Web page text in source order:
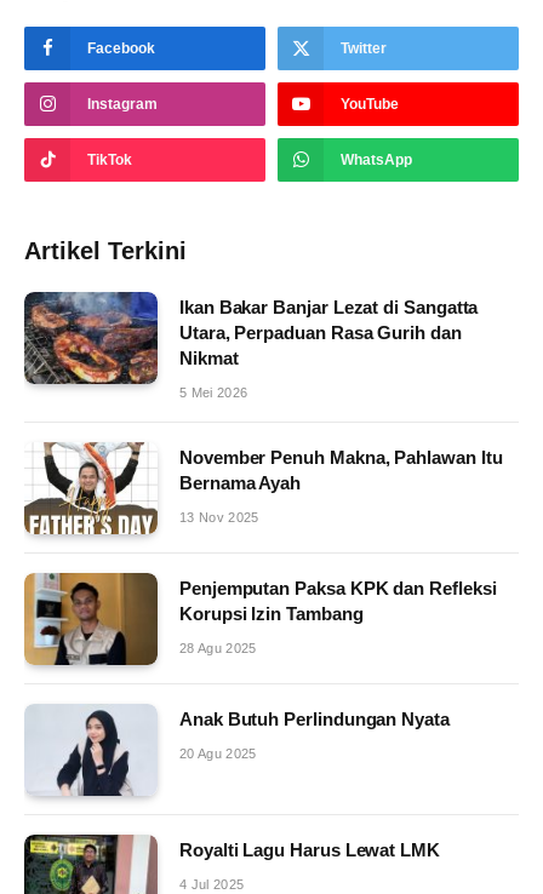
Facebook Twitter
Instagram YouTube
TikTok WhatsApp
Artikel Terkini
Ikan Bakar Banjar Lezat di Sangatta
Utara, Perpaduan Rasa Gurih dan
Nikmat
5 Mei 2026
November Penuh Makna, Pahlawan Itu
Bernama Ayah
13 Nov 2025
Penjemputan Paksa KPK dan Refleksi
Korupsi Izin Tambang
28 Agu 2025
Anak Butuh Perlindungan Nyata
20 Agu 2025
Royalti Lagu Harus Lewat LMK
4 Jul 2025